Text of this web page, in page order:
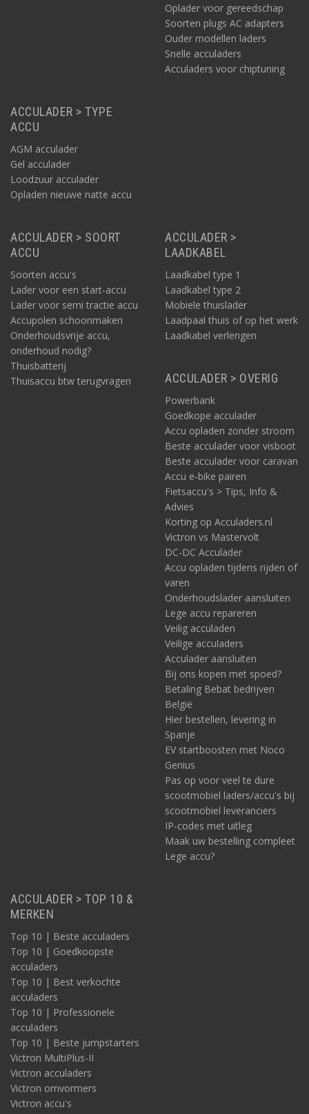
Oplader voor gereedschap
Soorten plugs AC adapters
Ouder modellen laders
Snelle acculaders
Acculaders voor chiptuning
ACCULADER > TYPE
ACCU
AGM acculader
Gel acculader
Loodzuur acculader
Opladen nieuwe natte accu
ACCULADER > SOORT
ACCU
Soorten accu's
Lader voor een start-accu
Lader voor semi tractie accu
Accupolen schoonmaken
Onderhoudsvrije accu,
onderhoud nodig?
Thuisbatterij
Thuisaccu btw terugvragen
ACCULADER >
LAADKABEL
Laadkabel type 1
Laadkabel type 2
Mobiele thuislader
Laadpaal thuis of op het werk
Laadkabel verlengen
ACCULADER > OVERIG
Powerbank
Goedkope acculader
Accu opladen zonder stroom
Beste acculader voor visboot
Beste acculader voor caravan
Accu e-bike pairen
Fietsaccu's > Tips, Info &
Advies
Korting op Acculaders.nl
Victron vs Mastervolt
DC-DC Acculader
Accu opladen tijdens rijden of
varen
Onderhoudslader aansluiten
Lege accu repareren
Veilig acculaden
Veilige acculaders
Acculader aansluiten
Bij ons kopen met spoed?
Betaling Bebat bedrijven
België
Hier bestellen, levering in
Spanje
EV startboosten met Noco
Genius
Pas op voor veel te dure
scootmobiel laders/accu's bij
scootmobiel leveranciers
IP-codes met uitleg
Maak uw bestelling compleet
Lege accu?
ACCULADER > TOP 10 &
MERKEN
Top 10 | Beste acculaders
Top 10 | Goedkoopste
acculaders
Top 10 | Best verkochte
acculaders
Top 10 | Professionele
acculaders
Top 10 | Beste jumpstarters
Victron MultiPlus-II
Victron acculaders
Victron omvormers
Victron accu's